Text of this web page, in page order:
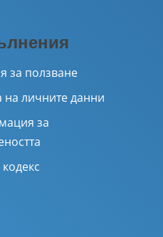
за ползване
на личните данни
за